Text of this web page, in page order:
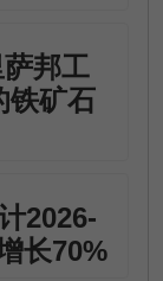
邦工
铁矿石
2026-
长70%